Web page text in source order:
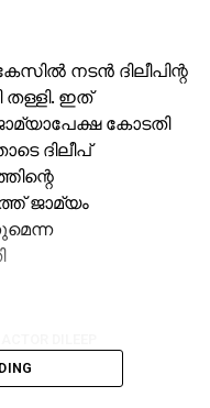
നടന്‍ ദിലീപിന്റ
തള്ളി. ഇത്
കോടതി
ദിലീപ്
ജാമ്യം